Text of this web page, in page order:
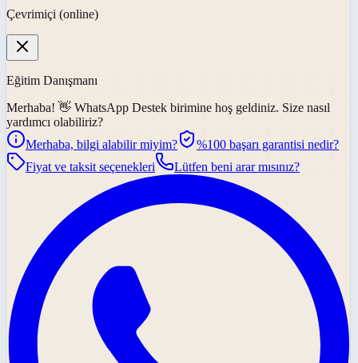
Çevrimiçi (online)
Eğitim Danışmanı
Merhaba! 👋 WhatsApp Destek birimine hoş geldiniz. Size nasıl
yardımcı olabiliriz?
Merhaba, bilgi alabilir miyim?
%100 başarı garantisi nedir?
Fiyat ve taksit seçenekleri
Lütfen beni arar mısınız?